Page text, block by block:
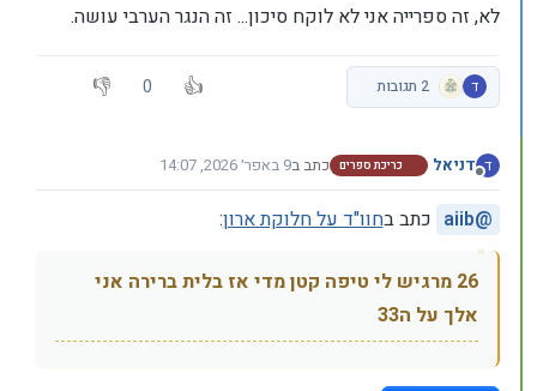
לא, זה ספרייה אני לא לוקח סיכון... זה הנגר הערבי עושה.
ד 2 תגובות 0
ד
מנותק
דניאל כריכת ספרים כתב ב9 באפר׳ 2026, 14:07
נערך לאחרונה על ידי דניאל
@
aiib כתב בחוו"ד על חלוקת ארון:
26 מרגיש לי טיפה קטן מדי אז בלית ברירה אני
אלך על ה33